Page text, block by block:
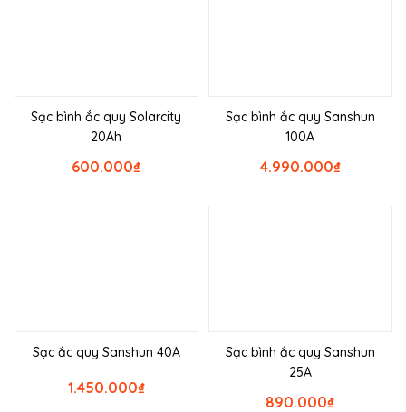
Sạc bình ắc quy Solarcity
20Ah
₫
600.000
Sạc bình ắc quy Sanshun
100A
₫
4.990.000
Sạc ắc quy Sanshun 40A
₫
1.450.000
Sạc bình ắc quy Sanshun
25A
₫
890.000